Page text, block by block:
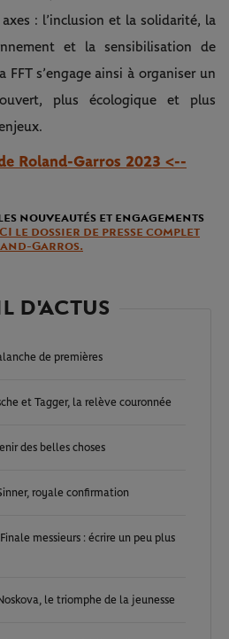
: l’inclusion et la solidarité, la
et la sensibilisation de
FFT s’engage ainsi à organiser un
plus écologique et plus
Roland-Garros 2023 <--
nouveautés et engagements
le dossier de presse complet
Garros.
D'ACTUS
de premières
et Tagger, la relève couronnée
des belles choses
royale confirmation
messieurs : écrire un peu plus
le triomphe de la jeunesse